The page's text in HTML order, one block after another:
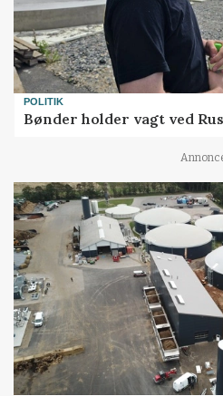
POLITIK
Bønder holder vagt ved